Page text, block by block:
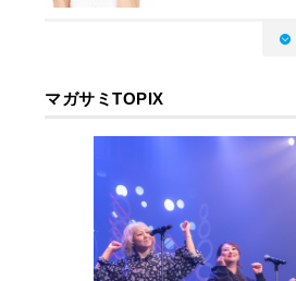
マガサミTOPIX